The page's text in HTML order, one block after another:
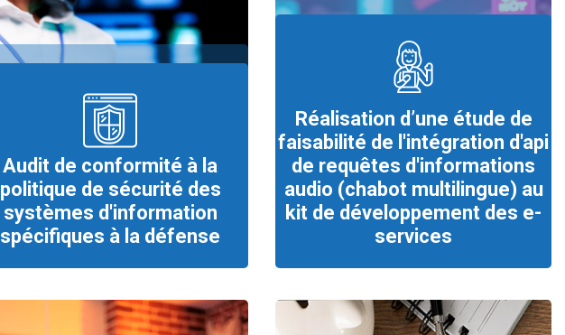
Audit de conformité à la
politique de sécurité des
systèmes d'information
spécifiques à la défense
Réalisation d’une étude de
faisabilité de l'intégration d'api
de requêtes d'informations
audio (chabot multilingue) au
kit de développement des e-
services